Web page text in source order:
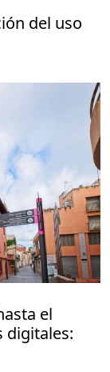
del uso
el
digitales: